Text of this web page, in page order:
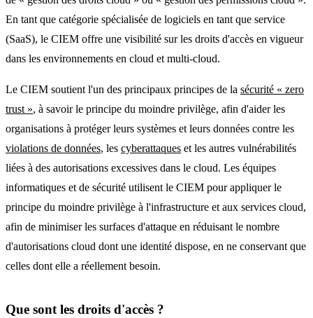
En tant que catégorie spécialisée de logiciels en tant que service
(SaaS), le CIEM offre une visibilité sur les droits d'accès en vigueur
dans les environnements en cloud et multi-cloud.
Le CIEM soutient l'un des principaux principes de la sécurité « zero
trust », à savoir le principe du moindre privilège, afin d'aider les
organisations à protéger leurs systèmes et leurs données contre les
violations de données, les cyberattaques et les autres vulnérabilités
liées à des autorisations excessives dans le cloud. Les équipes
informatiques et de sécurité utilisent le CIEM pour appliquer le
principe du moindre privilège à l'infrastructure et aux services cloud,
afin de minimiser les surfaces d'attaque en réduisant le nombre
d'autorisations cloud dont une identité dispose, en ne conservant que
celles dont elle a réellement besoin.
Que sont les droits d'accès ?